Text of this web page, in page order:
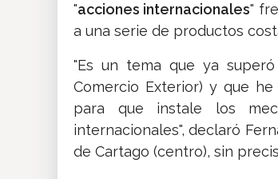
"acciones internacionales"
a una serie de productos
"Es un tema que ya
Comercio Exterior) y que
para que instale los
internacionales", declaró
de Cartago (centro), sin